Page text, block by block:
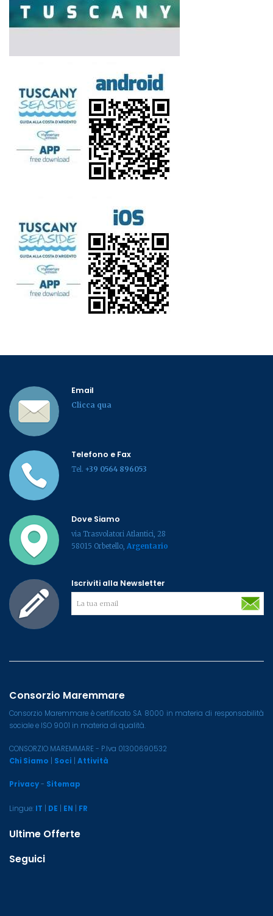
Email
Clicca qua
Telefono e Fax
Tel. +39 0564 896053
Dove Siamo
via Trasvolatori Atlantici, 28
58015 Orbetello, Argentario
Iscriviti alla Newsletter
Consorzio Maremmare
Consorzio Maremmare è certificato SA 8000 in materia di responsabilità
sociale e ISO 9001 in materia di qualità.
CONSORZIO MAREMMARE - P.Iva 01300690532
Chi Siamo
Soci Attività
Privacy- Sitemap
Lingue: IT DE EN FR
Ultime Offerte
Seguici